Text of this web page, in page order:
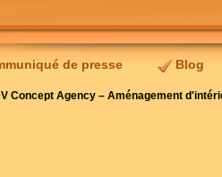
de presse Blog
Concept Agency – Aménagement